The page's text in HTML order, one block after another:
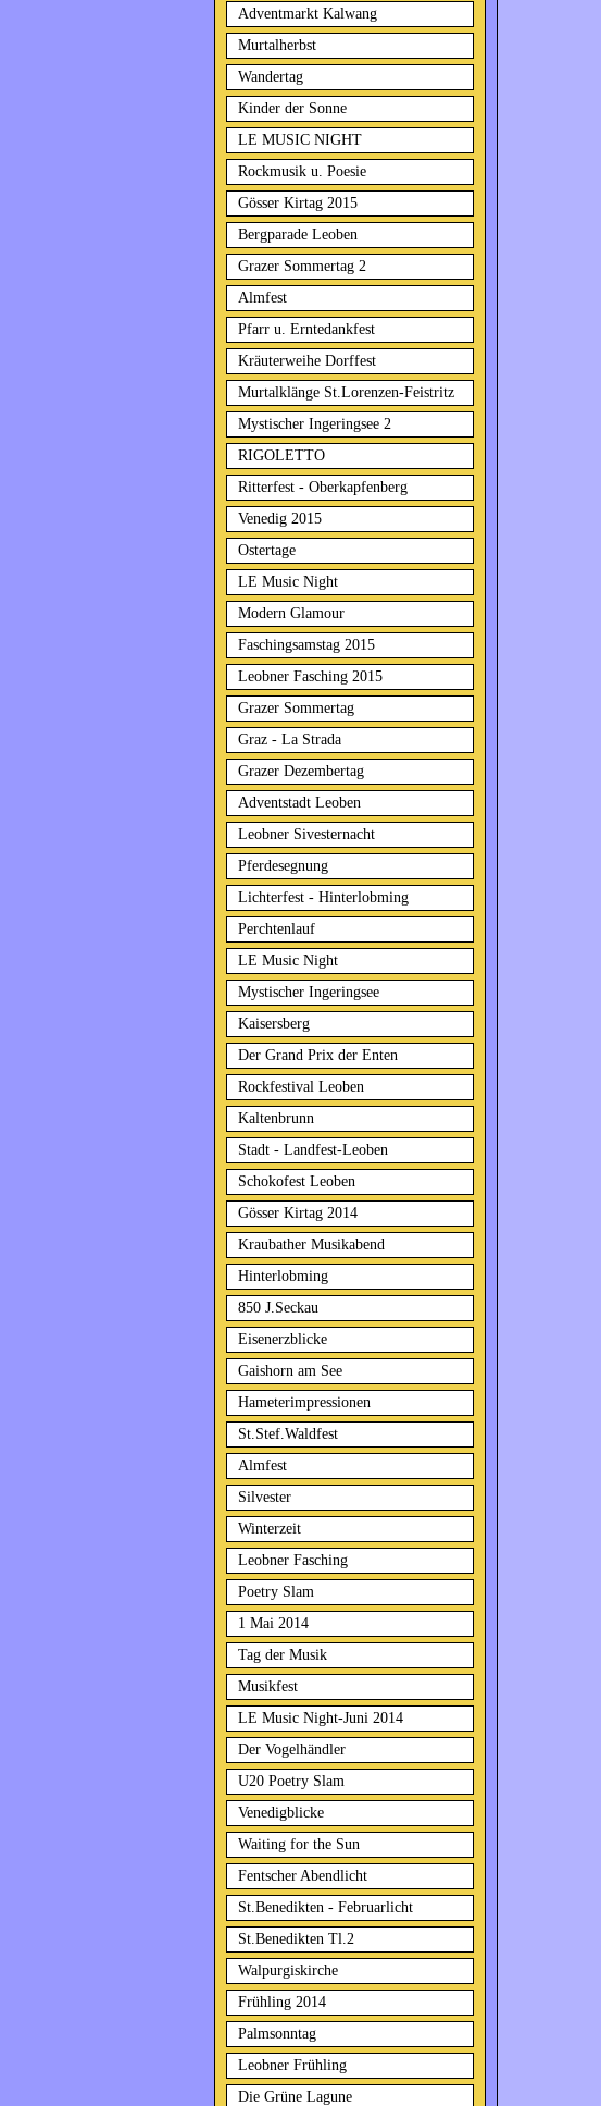
Adventmarkt Kalwang
Murtalherbst
Wandertag
Kinder der Sonne
LE MUSIC NIGHT
Rockmusik u. Poesie
Gösser Kirtag 2015
Bergparade Leoben
Grazer Sommertag 2
Almfest
Pfarr u. Erntedankfest
Kräuterweihe Dorffest
Murtalklänge St.Lorenzen-Feistritz
Mystischer Ingeringsee 2
RIGOLETTO
Ritterfest - Oberkapfenberg
Venedig 2015
Ostertage
LE Music Night
Modern Glamour
Faschingsamstag 2015
Leobner Fasching 2015
Grazer Sommertag
Graz - La Strada
Grazer Dezembertag
Adventstadt Leoben
Leobner Sivesternacht
Pferdesegnung
Lichterfest - Hinterlobming
Perchtenlauf
LE Music Night
Mystischer Ingeringsee
Kaisersberg
Der Grand Prix der Enten
Rockfestival Leoben
Kaltenbrunn
Stadt - Landfest-Leoben
Schokofest Leoben
Gösser Kirtag 2014
Kraubather Musikabend
Hinterlobming
850 J.Seckau
Eisenerzblicke
Gaishorn am See
Hameterimpressionen
St.Stef.Waldfest
Almfest
Silvester
Winterzeit
Leobner Fasching
Poetry Slam
1 Mai 2014
Tag der Musik
Musikfest
LE Music Night-Juni 2014
Der Vogelhändler
U20 Poetry Slam
Venedigblicke
Waiting for the Sun
Fentscher Abendlicht
St.Benedikten - Februarlicht
St.Benedikten Tl.2
Walpurgiskirche
Frühling 2014
Palmsonntag
Leobner Frühling
Die Grüne Lagune